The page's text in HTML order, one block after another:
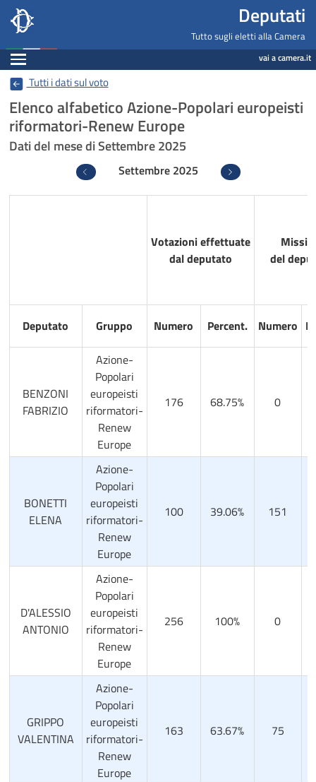
Deputati, Camera dei Deputati -
Salta al contenuto principale
Salta al menu di navigazione Deputati
Tutto sugli eletti alla Camera
Espandi vai a camera.it
Tutti i dati sul voto
Elenco alfabetico Azione-Popolari europeisti
riformatori-Renew Europe
Dati del mese di Settembre 2025
Precedente Settembre 2025 Successivo
Votazioni effettuate
dal deputato
del
Deputato Gruppo Numero Percent. Numero
BENZONI
FABRIZIO
Azione-
Popolari
europeisti
riformatori-
Renew
Europe
176 68.75% 0
BONETTI
ELENA
Azione-
Popolari
europeisti
riformatori-
Renew
Europe
100 39.06% 151
D'ALESSIO
ANTONIO
Azione-
Popolari
europeisti
riformatori-
Renew
Europe
256 100% 0
GRIPPO
VALENTINA
Azione-
Popolari
europeisti
riformatori-
Renew
Europe
163 63.67% 75
Navigazione pagine di servizio
Fine pagina
Salta al contenuto principale
Salta al menu di navigazione
Vai a inizio pagina